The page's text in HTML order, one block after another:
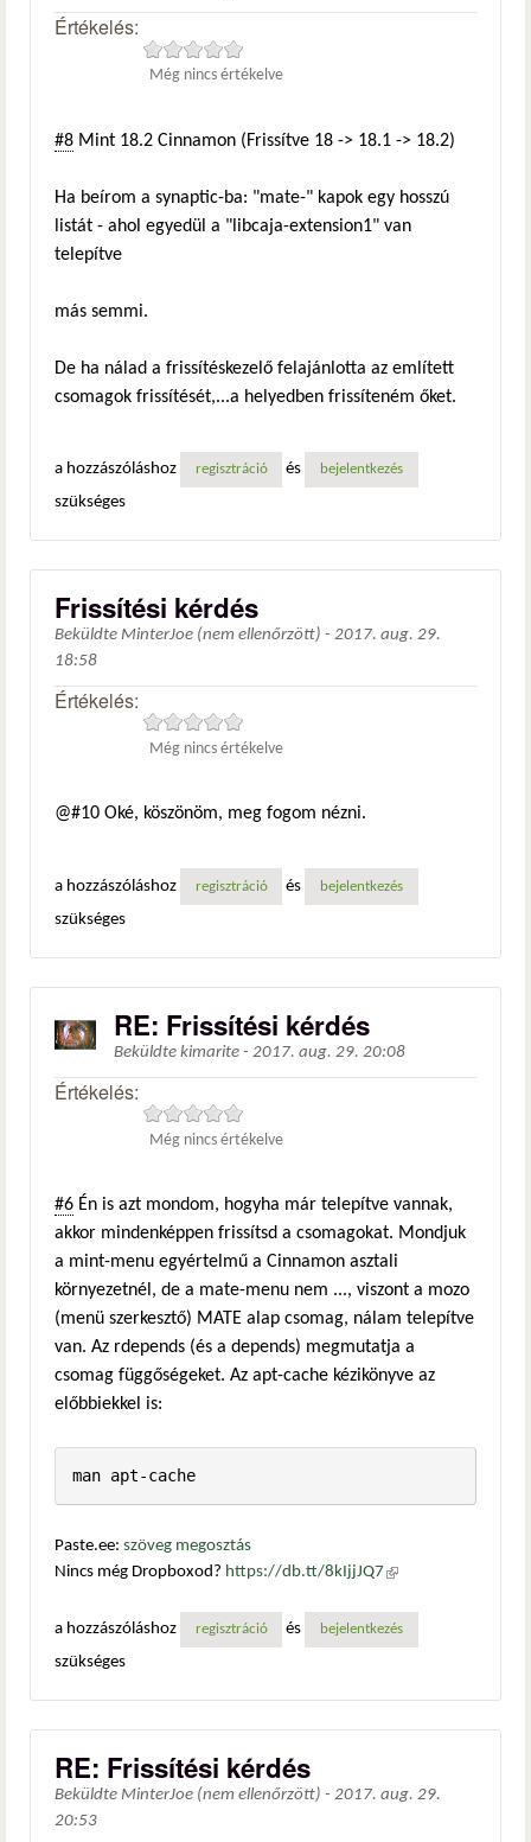
Értékelés:
Még nincs értékelve
#8 Mint 18.2 Cinnamon (Frissítve 18 -> 18.1 -> 18.2)
Ha beírom a synaptic-ba: "mate-" kapok egy hosszú
listát - ahol egyedül a "libcaja-extension1" van
telepítve
más semmi.
De ha nálad a frissítéskezelő felajánlotta az említett
csomagok frissítését,...a helyedben frissíteném őket.
a hozzászóláshoz regisztráció és bejelentkezés
szükséges
Frissítési kérdés
Beküldte MinterJoe (nem ellenőrzött) - 2017. aug. 29.
18:58
Értékelés:
Még nincs értékelve
@#10 Oké, köszönöm, meg fogom nézni.
a hozzászóláshoz regisztráció és bejelentkezés
szükséges
RE: Frissítési kérdés
Beküldte kimarite - 2017. aug. 29. 20:08
Értékelés:
Még nincs értékelve
#6 Én is azt mondom, hogyha már telepítve vannak,
akkor mindenképpen frissítsd a csomagokat. Mondjuk
a mint-menu egyértelmű a Cinnamon asztali
környezetnél, de a mate-menu nem ..., viszont a mozo
(menü szerkesztő) MATE alap csomag, nálam telepítve
van. Az rdepends (és a depends) megmutatja a
csomag függőségeket. Az apt-cache kézikönyve az
előbbiekkel is:
man apt-cache
Paste.ee: szöveg megosztás
Nincs még Dropboxod? https://db.tt/8kIjjJQ7 (külső
a hozzászóláshoz
regisztráció és bejelentkezés
szükséges
RE: Frissítési kérdés
Beküldte MinterJoe (nem ellenőrzött) - 2017. aug. 29.
20:53